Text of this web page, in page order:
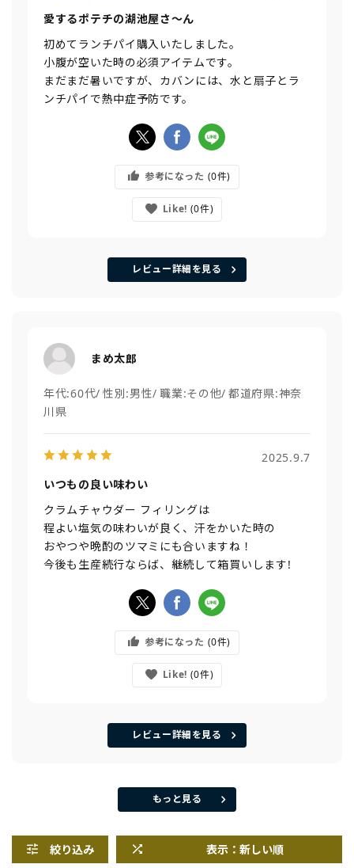
愛するポテチの湖池屋さ～ん
初めてランチパイ購入いたしました。
小腹が空いた時の必須アイテムです。
まだまだ暑いですが、カバンには、水と扇子とラ
ンチパイで熱中症予防です。
参考になった 0
Like! 0
レビュー詳細を見る
まめ太郎
年代:60代 性別:男性 職業:その他 都道府県:神奈
川県
2025.9.7
いつもの良い味わい
クラムチャウダー フィリングは
程よい塩気の味わいが良く、汗をかいた時の
おやつや晩酌のツマミにも合いますね！
今後も生産続行ならば、継続して箱買いします!
参考になった 0
Like! 0
レビュー詳細を見る
もっと見る
絞り込み 表示：新しい順